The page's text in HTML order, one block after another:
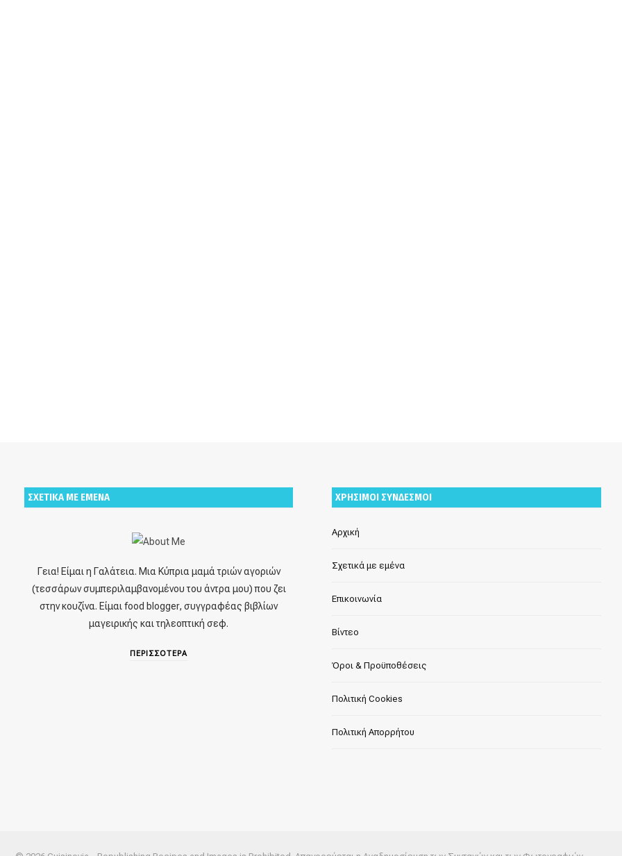
ΣΧΕΤΙΚΑ ΜΕ ΕΜΕΝΑ
Γεια! Είμαι η Γαλάτεια. Μια Κύπρια μαμά τριών αγοριών
(τεσσάρων συμπεριλαμβανομένου του άντρα μου) που ζει
στην κουζίνα. Είμαι food blogger, συγγραφέας βιβλίων
μαγειρικής και τηλεοπτική σεφ.
ΠΕΡΙΣΣΟΤΕΡΑ
ΧΡΗΣΙΜΟΙ ΣΥΝΔΕΣΜΟΙ
Αρχική
Σχετικά με εμένα
Επικοινωνία
Βίντεο
Όροι & Προϋποθέσεις
Πολιτική Cookies
Πολιτική Απορρήτου